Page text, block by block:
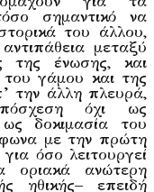
σημαντικό να
του άλλου,
μεταξύ
της ένωσης, και
του γάμου και της
την άλλη πλευρά,
όχι ως
δοκιμασία του
με την πρώτη
όσο λειτουργεί
ανώτερη
ηθικής– επειδή